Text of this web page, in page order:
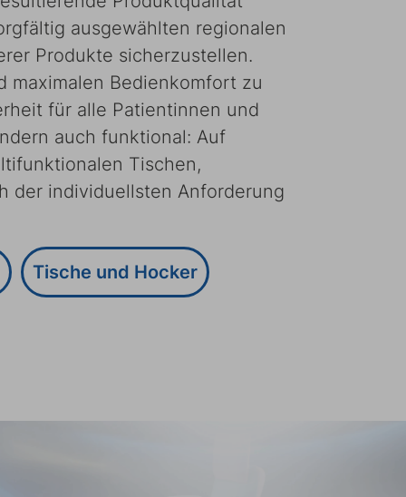
ausgewählten regionalen
Produkte sicherzustellen.
maximalen Bedienkomfort zu
für alle Patientinnen und
auch funktional: Auf
Tischen,
der individuellsten Anforderung
Tische und Hocker